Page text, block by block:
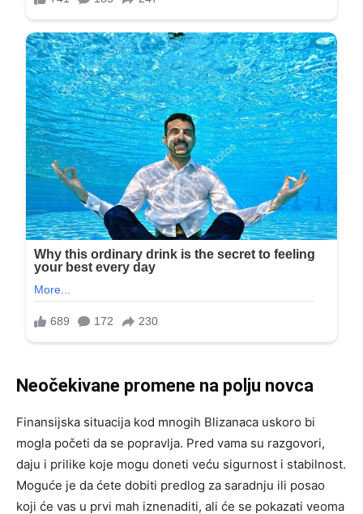
Neočekivane promene na polju novca
Finansijska situacija kod mnogih Blizanaca uskoro bi
mogla početi da se popravlja. Pred vama su razgovori,
daju i prilike koje mogu doneti veću sigurnost i stabilnost.
Moguće je da ćete dobiti predlog za saradnju ili posao
koji će vas u prvi mah iznenaditi, ali će se pokazati veoma